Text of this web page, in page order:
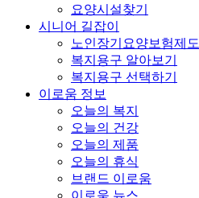
요양시설찾기
시니어 길잡이
노인장기요양보험제도
복지용구 알아보기
복지용구 선택하기
이로움 정보
오늘의 복지
오늘의 건강
오늘의 제품
오늘의 휴식
브랜드 이로움
이로움 뉴스